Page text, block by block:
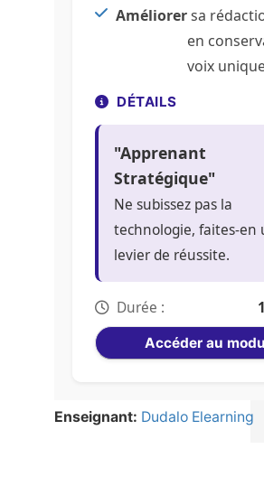
Améliorersa
en
voix
DÉTAILS
"Apprenant
Stratégique"
Ne subissez pas la
technologie, faites-en
levier de réussite.
Durée :
Accéder au
Enseignant: Dudalo Elearning